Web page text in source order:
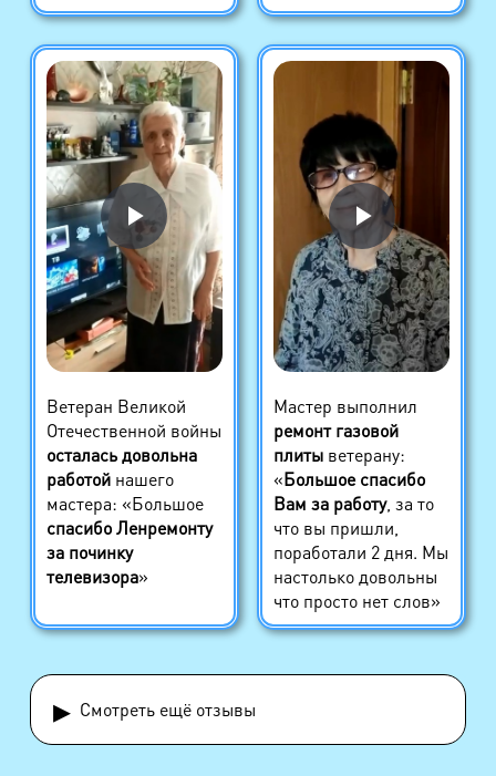
Ветеран Великой
Отечественной войны
осталась довольна
работойнашего
мастера: «Большое
спасибо Ленремонту
за починку
телевизора»
Мастер выполнил
ремонт газовой
плитыветерану:
«Большое спасибо
Вам за работу, за то
что вы пришли,
поработали 2 дня. Мы
настолько довольны
что просто нет слов»
▸ Смотреть ещё отзывы